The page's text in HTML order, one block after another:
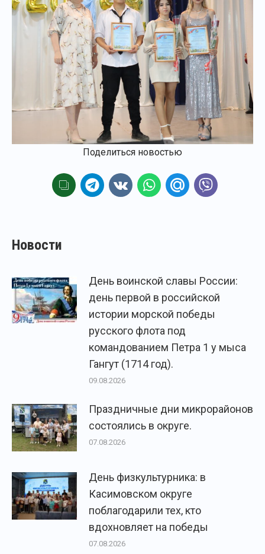
Поделиться новостью
Новости
День воинской славы России:
день первой в российской
истории морской победы
русского флота под
командованием Петра 1 у мыса
Гангут (1714 год).
09.08.2026
Праздничные дни микрорайонов
состоялись в округе.
07.08.2026
День физкультурника: в
Касимовском округе
поблагодарили тех, кто
вдохновляет на победы
07.08.2026